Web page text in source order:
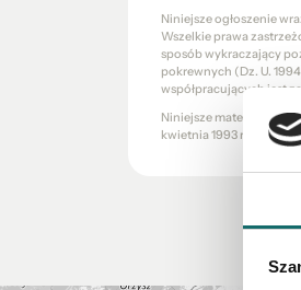
Niniejsze ogłoszenie
Wszelkie prawa
sposób wykraczający
pokrewnych (Dz. U.
współpracujących jest
Niniejsze materiały
kwietnia 1993 r. o